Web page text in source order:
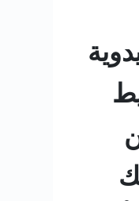
أسنان يدوية